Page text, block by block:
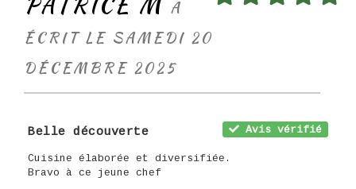
A
ÉCRIT LE SAMEDI 20
DÉCEMBRE 2025
Avis vérifié
Belle découverte
Cuisine élaborée et diversifiée.
Bravo à ce jeune chef